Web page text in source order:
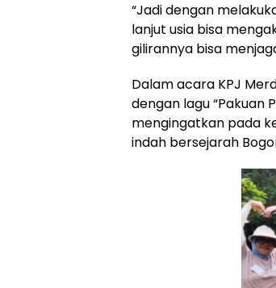
“Jadi dengan
lanjut usia bisa
gilirannya bisa
Dalam acara KPJ
dengan lagu “Pakuan
mengingatkan pada
indah bersejarah